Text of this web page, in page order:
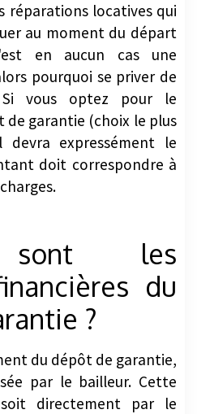
réparations locatives qui
au moment du départ
en aucun cas une
pourquoi se priver de
vous optez pour le
garantie (choix le plus
expressément le
doit correspondre à
sont les
du
?
du dépôt de garantie,
par le bailleur. Cette
directement par le